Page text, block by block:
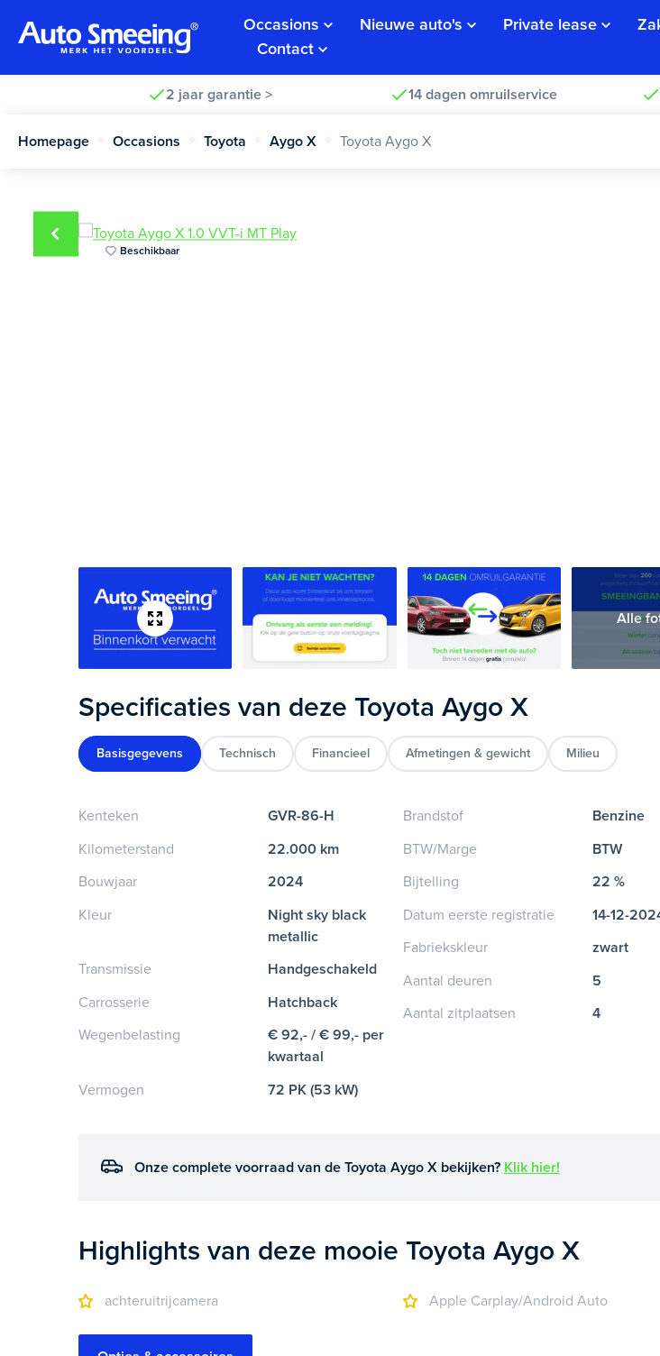
Occasions Nieuwe auto's Private lease
Contact
2 jaar garantie > 14 dagen omruilservice
Homepage Occasions Toyota Aygo X Toyota Aygo X
Beschikbaar
Alle
Specificaties van deze Toyota Aygo X
Basisgegevens Technisch Financieel Afmetingen & gewicht Milieu
Kenteken
GVR-86-H
Kilometerstand
22.000 km
Bouwjaar
2024
Kleur
Night sky black
metallic
Transmissie
Handgeschakeld
Carrosserie
Hatchback
Wegenbelasting
€ 92,- / € 99,- per
kwartaal
Vermogen
72 PK (53 kW)
Brandstof
Benzine
BTW/Marge
BTW
Bijtelling
22 %
Datum eerste registratie
14-12-
Fabriekskleur
zwart
Aantal deuren
5
Aantal zitplaatsen
4
Onze complete voorraad van de Toyota Aygo X bekijken? Klik hier!
Highlights van deze mooie Toyota Aygo X
achteruitrijcamera Apple Carplay/Android Auto